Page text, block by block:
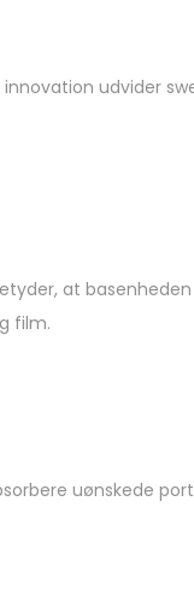
udvider
at
film.
uønskede